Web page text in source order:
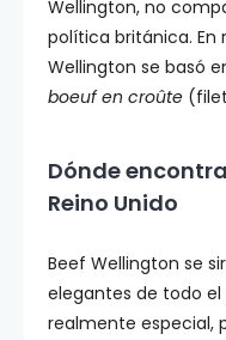
Wellington, no
política británica. En
Wellington se basó
boeuf en croûte
Dónde
Reino Unido
Beef Wellington se
elegantes de todo el
realmente especial,